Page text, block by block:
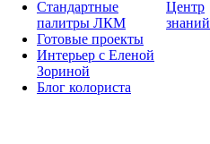
Стандартные
палитры ЛКМ
Готовые проекты
Интерьер с Еленой
Зориной
Блог колориста
Центр
знаний